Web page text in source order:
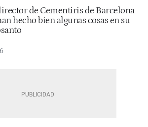
de Cementiris de Barcelona
hecho bien algunas cosas en su